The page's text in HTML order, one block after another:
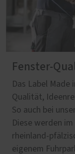
Fenster-
Das Label
Qualität,
So auch bei
Diese werden
rheinland-
eigenem